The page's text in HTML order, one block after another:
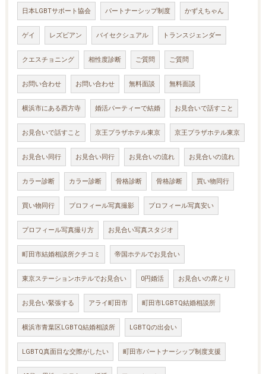
日本LGBTサポート協会 パートナーシップ制度 かずえちゃん
ゲイ レズビアン バイセクシュアル トランスジェンダー
クエスチョニング 相性度診断 ご質問 ご質問
お問い合わせ お問い合わせ 無料面談 無料面談
横浜市にある西方寺 婚活パーティーで結婚 お見合いで話すこと
お見合いで話すこと 京王プラザホテル東京 京王プラザホテル東京
お見合い同行 お見合い同行 お見合いの流れ お見合いの流れ
カラー診断 カラー診断 骨格診断 骨格診断 買い物同行
買い物同行 プロフィール写真撮影 プロフィール写真安い
プロフィール写真撮り方 お見合い写真スタジオ
町田市結婚相談所クチコミ 帝国ホテルでお見合い
東京ステーションホテルでお見合い 0円婚活 お見合いの席とり
お見合い緊張する アライ町田市 町田市LGBTQ結婚相談所
横浜市青葉区LGBTQ結婚相談所 LGBTQの出会い
LGBTQ真面目な交際がしたい 町田市パートナーシップ制度支援